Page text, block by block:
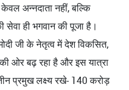
अन्नदाता नहीं, बल्कि
सेवा ही भगवान की पूजा है।
जी के नेतृत्व में देश विकसित,
ओर बढ़ रहा है और इस यात्रा
प्रमुख लक्ष्य रखे- 140 करोड़